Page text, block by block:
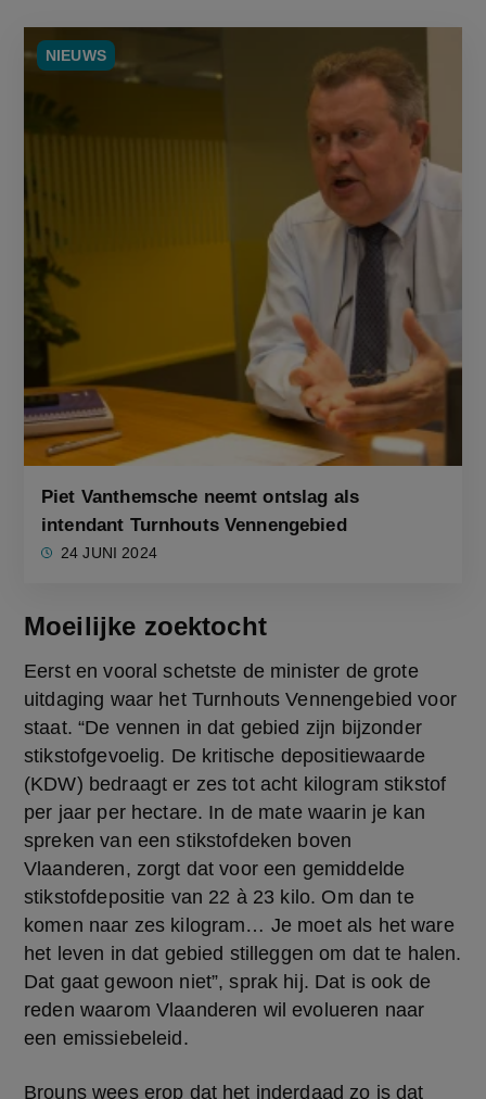
NIEUWS
Piet Vanthemsche neemt ontslag als
intendant Turnhouts Vennengebied
24 JUNI 2024
Moeilijke zoektocht
Eerst en vooral schetste de minister de grote
uitdaging waar het Turnhouts Vennengebied voor
staat. “De vennen in dat gebied zijn bijzonder
stikstofgevoelig. De kritische depositiewaarde
(KDW) bedraagt er zes tot acht kilogram stikstof
per jaar per hectare. In de mate waarin je kan
spreken van een stikstofdeken boven
Vlaanderen, zorgt dat voor een gemiddelde
stikstofdepositie van 22 à 23 kilo. Om dan te
komen naar zes kilogram… Je moet als het ware
het leven in dat gebied stilleggen om dat te halen.
Dat gaat gewoon niet”, sprak hij. Dat is ook de
reden waarom Vlaanderen wil evolueren naar
een emissiebeleid.
Brouns wees erop dat het inderdaad zo is dat